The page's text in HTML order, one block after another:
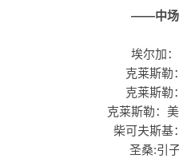
——中
埃尔加
克莱斯勒
克莱斯勒
克莱斯勒：
柴可夫斯基
圣桑:引